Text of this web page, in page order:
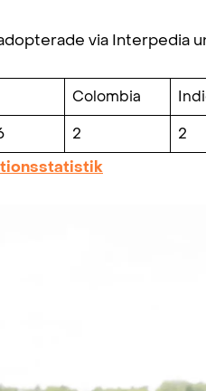
via Interpedia
Colombia
2 2